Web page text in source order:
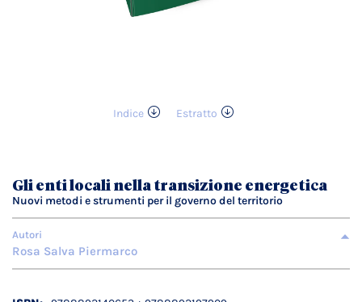
Indice
Estratto
galleria
di
immagini
Gli enti locali nella transizione energetica
Nuovi metodi e strumenti per il governo del territorio
Autori
Rosa Salva Piermarco